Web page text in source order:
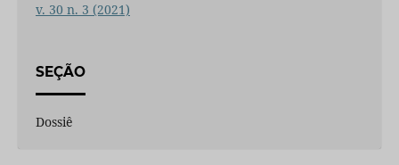
v. 30 n. 3 (2021)
SEÇÃO
Dossiê